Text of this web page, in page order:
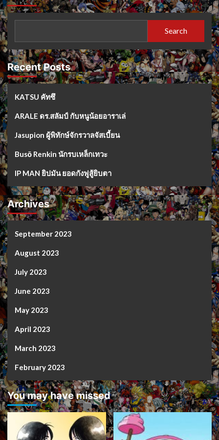
Search
Recent Posts
KATSU คัทซึ
ARALE ดร.สลัมป์ กับหนูน้อยอาราเล่
Jasupion ผู้พิทักษ์จักรวาลจัสเบี้ยน
Busō Renkin นักรบเหล็กเทวะ
IP MAN ยิปมัน ยอดกังฟูสู้ยิบตา
Archives
September 2023
August 2023
July 2023
June 2023
May 2023
April 2023
March 2023
February 2023
You may have missed